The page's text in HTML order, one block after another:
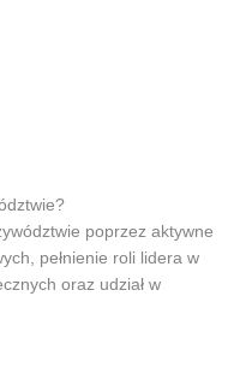
poprzez aktywne
pełnienie roli lidera w
oraz udział w